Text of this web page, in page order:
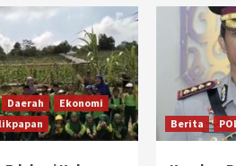
Daerah
Ekonomi
Berita